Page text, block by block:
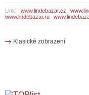
Link: www.lindebazar.cz
www.lindebazar.ru